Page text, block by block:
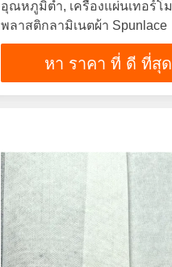
อุณหภูมิต่ำ, เครื่องแผ่นเทอร์โม
พลาสติกลามิเนตผ้า Spunlace
หา ราคา ที่ ดี ที่สุด